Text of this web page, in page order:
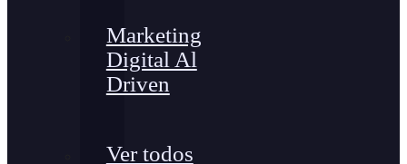
Marketing
Digital Al
Driven
Ver todos